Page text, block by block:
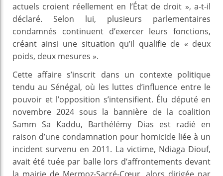
actuels croient réellement en l’État de droit », a-t-il
déclaré. Selon lui, plusieurs parlementaires
condamnés continuent d’exercer leurs fonctions,
créant ainsi une situation qu’il qualifie de « deux
poids, deux mesures ».
Cette affaire s’inscrit dans un contexte politique
tendu au Sénégal, où les luttes d’influence entre le
pouvoir et l’opposition s’intensifient. Élu député en
novembre 2024 sous la bannière de la coalition
Samm Sa Kaddu, Barthélémy Dias est radié en
raison d’une condamnation pour homicide liée à un
incident survenu en 2011. La victime, Ndiaga Diouf,
avait été tuée par balle lors d’affrontements devant